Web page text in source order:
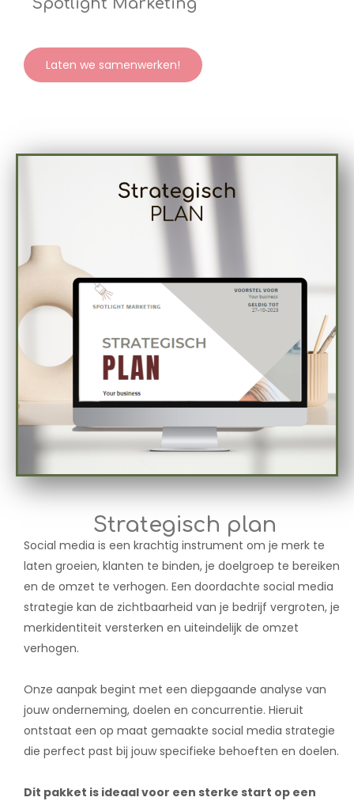
Laten we samenwerken!
Strategisch plan
Social media is een krachtig instrument om je merk te
laten groeien, klanten te binden, je doelgroep te bereiken
en de omzet te verhogen. Een doordachte social media
strategie kan de zichtbaarheid van je bedrijf vergroten, je
merkidentiteit versterken en uiteindelijk de omzet
verhogen.
Onze aanpak begint met een diepgaande analyse van
jouw onderneming, doelen en concurrentie. Hieruit
ontstaat een op maat gemaakte social media strategie
die perfect past bij jouw specifieke behoeften en doelen.
Dit pakket is ideaal voor een sterke start op een